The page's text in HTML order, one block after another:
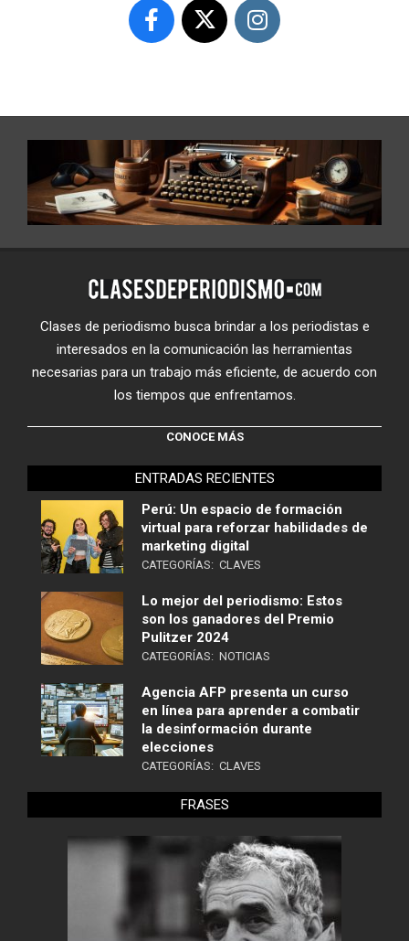
Clases de periodismo busca brindar a los periodistas e
interesados en la comunicación las herramientas
necesarias para un trabajo más eficiente, de acuerdo con
los tiempos que enfrentamos.
CONOCE MÁS
ENTRADAS RECIENTES
Perú: Un espacio de formación
virtual para reforzar habilidades de
marketing digital
CATEGORÍAS: CLAVES
Lo mejor del periodismo: Estos
son los ganadores del Premio
Pulitzer 2024
CATEGORÍAS: NOTICIAS
Agencia AFP presenta un curso
en línea para aprender a combatir
la desinformación durante
elecciones
CATEGORÍAS: CLAVES
FRASES